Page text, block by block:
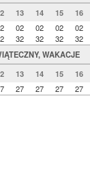
13 14 15 16
02
32
02
32
02
32
02
32
WAKACJE
13 14 15 16
27 27 27 27